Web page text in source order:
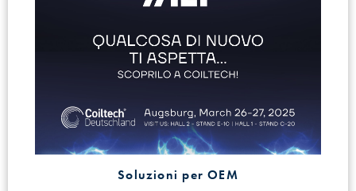
Soluzioni per OEM